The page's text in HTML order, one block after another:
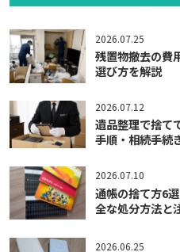
2026.07.25
残置物撤去の費
選び方を解説
2026.07.12
遺品整理で捨て
手順・相続手続
2026.07.10
通帳の捨て方6
全な処分方法と
2026.06.25